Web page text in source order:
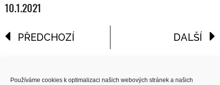
Používáme cookies k optimalizaci našich webových stránek a našich
10.1.2021
PŘEDCHOZÍ DALŠÍ